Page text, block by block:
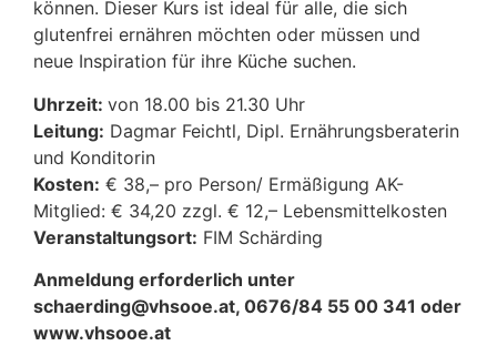
können. Dieser Kurs ist ideal für alle, die sich
glutenfrei ernähren möchten oder müssen und
neue Inspiration für ihre Küche suchen.
Uhrzeit: von 18.00 bis 21.30 Uhr
Leitung: Dagmar Feichtl, Dipl. Ernährungsberaterin
und Konditorin
Kosten: € 38,– pro Person/ Ermäßigung AK-
Mitglied: € 34,20 zzgl. € 12,– Lebensmittelkosten
Veranstaltungsort: FIM Schärding
Anmeldung erforderlich unter
schaerding@vhsooe.at, 0676/84 55 00 341 oder
www.vhsooe.at